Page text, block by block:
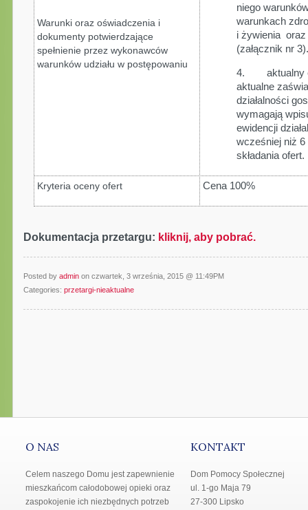
Warunki oraz oświadczenia i
dokumenty potwierdzające
spełnienie przez wykonawców
warunków udziału w postępowaniu
niego
warunkach
i żywienia oraz
(załącznik nr
4. aktualny
aktualne
działalności
wymagają
ewidencji
wcześniej niż 6
składania ofert.
Kryteria oceny ofert Cena 100%
Dokumentacja przetargu: kliknij, aby pobrać.
Posted by admin on czwartek, 3 września, 2015 @ 11:49PM
Categories: przetargi-nieaktualne
O NAS
Celem naszego Domu jest zapewnienie
mieszkańcom całodobowej opieki oraz
zaspokojenie ich niezbędnych potrzeb
KONTAKT
Dom Pomocy Społecznej
ul. 1-go Maja 79
27-300 Lipsko